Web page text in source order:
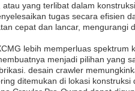
yang terlibat dalam
tugas secara efisien
cepat dan lancar, mengurangi
lebih memperluas
menjadi pilihan yang
desain crawler
ditemukan di lokasi